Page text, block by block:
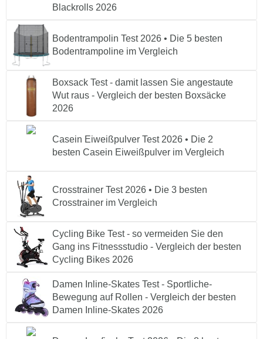
Blackrolls 2026
Bodentrampolin Test 2026 • Die 5 besten
Bodentrampoline im Vergleich
Boxsack Test - damit lassen Sie angestaute
Wut raus - Vergleich der besten Boxsäcke
2026
Casein Eiweißpulver Test 2026 • Die 2
besten Casein Eiweißpulver im Vergleich
Crosstrainer Test 2026 • Die 3 besten
Crosstrainer im Vergleich
Cycling Bike Test - so vermeiden Sie den
Gang ins Fitnessstudio - Vergleich der besten
Cycling Bikes 2026
Damen Inline-Skates Test - Sportliche-
Bewegung auf Rollen - Vergleich der besten
Damen Inline-Skates 2026